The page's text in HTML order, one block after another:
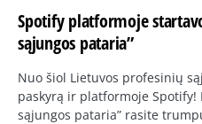
Spotify platformoje
sąjungos pataria”
Nuo šiol Lietuvos profesinių
paskyrą ir platformoje Spotify!
sąjungos pataria” rasite